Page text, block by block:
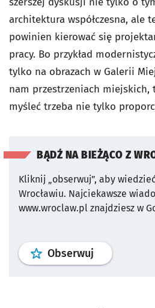
architektura współczesna, ale
powinien kierować się
pracy. Bo przykład
tylko na obrazach w Galerii
nam przestrzeniach miejskich,
myśleć trzeba nie tylko
BĄDŹ NA BIEŻĄCO Z
Kliknij „obserwuj”, aby
Wrocławiu. Najciekawsze
www.wroclaw.pl znajdziesz w
Obserwuj profil